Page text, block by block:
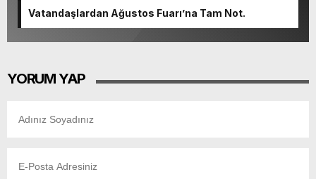
Vatandaşlardan Ağustos Fuarı’na Tam Not.
YORUM YAP